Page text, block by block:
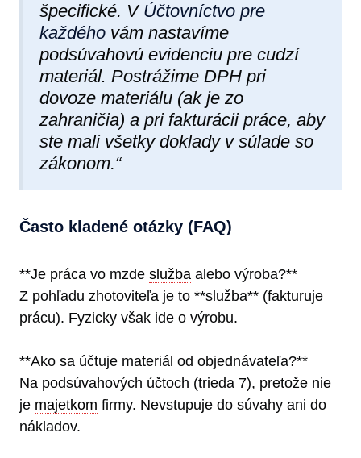
špecifické. V Účtovníctvo pre
každého vám nastavíme
podsúvahovú evidenciu pre cudzí
materiál. Postrážime DPH pri
dovoze materiálu (ak je zo
zahraničia) a pri fakturácii práce, aby
ste mali všetky doklady v súlade so
zákonom.“
Často kladené otázky (FAQ)
**Je práca vo mzde služba alebo výroba?**
Z pohľadu zhotoviteľa je to **služba** (fakturuje
prácu). Fyzicky však ide o výrobu.
**Ako sa účtuje materiál od objednávateľa?**
Na podsúvahových účtoch (trieda 7), pretože nie
je majetkom firmy. Nevstupuje do súvahy ani do
nákladov.